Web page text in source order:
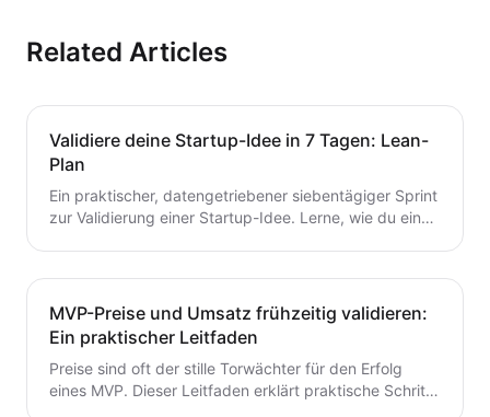
Related Articles
Validiere deine Startup-Idee in 7 Tagen: Lean-
Plan
Ein praktischer, datengetriebener siebentägiger Sprint
zur Validierung einer Startup-Idee. Lerne, wie du eine
entscheidest – ohne Zeit oder Geld zu verschwenden.
Ein wertvoller Leitfaden für Gründer, die von der Idee
zum MVP mit Zuversicht übergehen möchten.
MVP-Preise und Umsatz frühzeitig validieren:
Ein praktischer Leitfaden
Preise sind oft der stille Torwächter für den Erfolg
eines MVP. Dieser Leitfaden erklärt praktische Schritte